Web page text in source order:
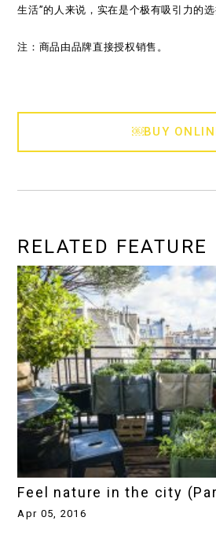
生活”的人来说，实在是个极有吸引力的选
注：商品由品牌直接授权销售。
￼BUY
RELATED FEATURE
Feel nature in the city
Apr 05, 2016